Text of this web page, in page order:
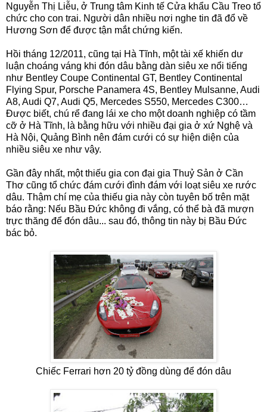
Nguyễn Thị Liễu, ở Trung tâm Kinh tế Cửa khẩu Cầu Treo tổ
chức cho con trai. Người dân nhiều nơi nghe tin đã đổ về
Hương Sơn để được tận mắt chứng kiến.
Hồi tháng 12/2011, cũng tại Hà Tĩnh, một tài xế khiến dư
luận choáng váng khi đón dâu bằng dàn siêu xe nổi tiếng
như Bentley Coupe Continental GT, Bentley Continental
Flying Spur, Porsche Panamera 4S, Bentley Mulsanne, Audi
A8, Audi Q7, Audi Q5, Mercedes S550, Mercedes C300…
Được biết, chú rể đang lái xe cho một doanh nghiệp có tầm
cỡ ở Hà Tĩnh, là bằng hữu với nhiều đại gia ở xứ Nghệ và
Hà Nội, Quảng Bình nên đám cưới có sự hiện diện của
nhiều siêu xe như vậy.
Gần đây nhất, một thiếu gia con đại gia Thuỷ Sản ở Cần
Thơ cũng tổ chức đám cưới đình đám với loạt siêu xe rước
dâu. Thậm chí mẹ của thiếu gia này còn tuyên bố trên mặt
báo rằng: Nếu Bầu Đức không đi vắng, có thể bà đã mượn
trực thăng để đón dâu... sau đó, thông tin này bị Bầu Đức
bác bỏ.
Chiếc Ferrari hơn 20 tỷ đồng dùng để đón dâu